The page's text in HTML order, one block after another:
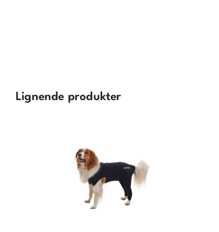
Lignende produkter